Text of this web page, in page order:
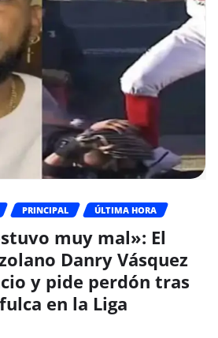
PRINCIPAL ÚLTIMA HORA
muy mal»: El
Danry Vásquez
y pide perdón tras
en la Liga